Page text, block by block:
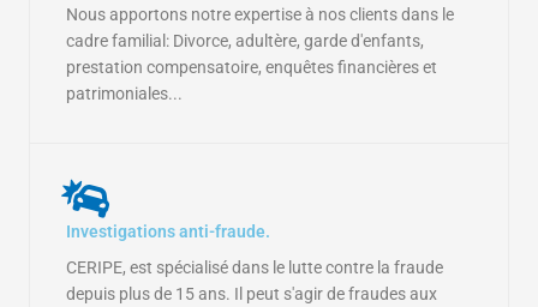
Nous apportons notre expertise à nos clients dans le
cadre familial: Divorce, adultère, garde d'enfants,
prestation compensatoire, enquêtes financières et
patrimoniales...
Investigations anti-fraude.
CERIPE, est spécialisé dans le lutte contre la fraude
depuis plus de 15 ans. Il peut s'agir de fraudes aux